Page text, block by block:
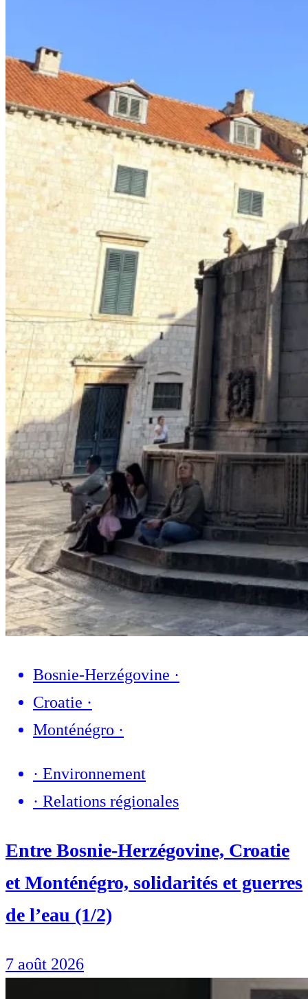
Bosnie-Herzégovine ·
Croatie ·
Monténégro ·
· Environnement
· Relations régionales
Entre Bosnie-Herzégovine, Croatie
et Monténégro, solidarités et guerres
de l’eau (1/2)
7 août 2026